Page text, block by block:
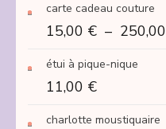
carte cadeau couture
15,00 € – 250,00
étui à pique-nique
11,00 €
charlotte moustiquaire